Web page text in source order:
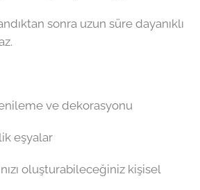
sonra uzun süre dayanıklı
ve dekorasyonu
eşyalar
oluşturabileceğiniz kişisel